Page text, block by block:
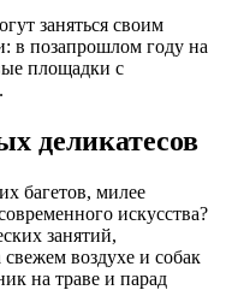
заняться своим
в позапрошлом году на
площадки с
деликатесов
багетов, милее
искусства?
занятий,
воздухе и собак
на траве и парад